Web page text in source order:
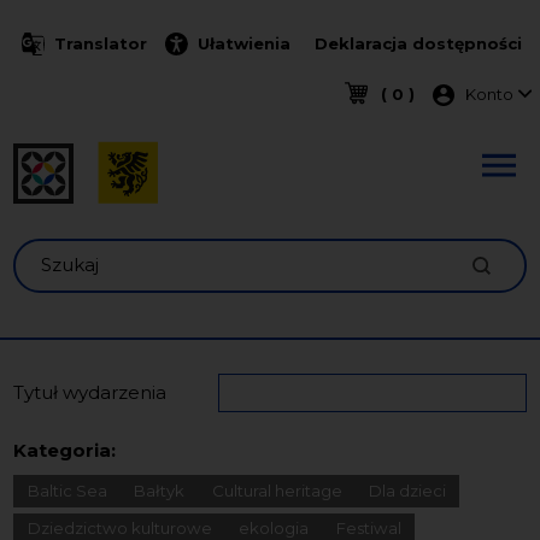
Translator Ułatwienia Deklaracja dostępności
( 0 ) Menu
Konto
Szukaj
Tytuł wydarzenia
Kategoria:
Baltic Sea Bałtyk Cultural heritage
Dla dzieci
Dziedzictwo kulturowe
ekologia Festiwal